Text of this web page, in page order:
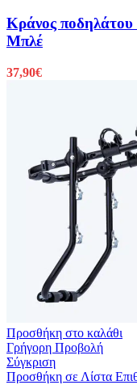
Κράνος
Μπλέ
37,90€
Προσθήκη στο καλάθι
Γρήγορη Προβολή
Σύγκριση
Προσθήκη σε Λίστα